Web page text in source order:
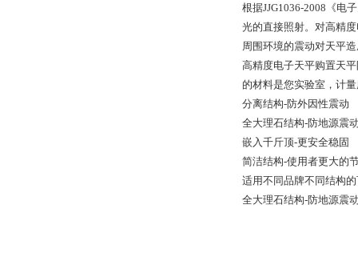
根据JJG1036-2008《电
光的直接照射。对高精
周围环境的震动对天平
高精度电子天平购置天
的材料是您实验室，计
分离结构-防外因性震动
全大理石结构-防地源震
嵌入千斤顶-更安全稳固
简洁结构-使用者更大的
适用不同品牌不同结构
全大理石结构-防地源震